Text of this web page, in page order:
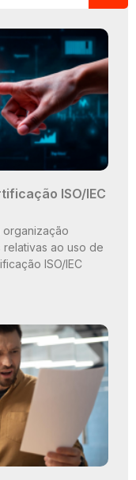
ISO/IEC
organização
relativas ao uso de
ISO/IEC